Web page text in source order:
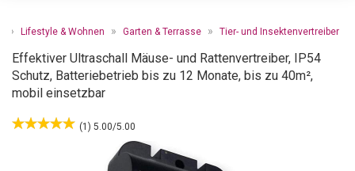
» Lifestyle & Wohnen » Garten & Terrasse » Tier- und Insektenvertreiber
Effektiver Ultraschall Mäuse- und Rattenvertreiber, IP54
Schutz, Batteriebetrieb bis zu 12 Monate, bis zu 40m²,
mobil einsetzbar
(1) 5.00/5.00